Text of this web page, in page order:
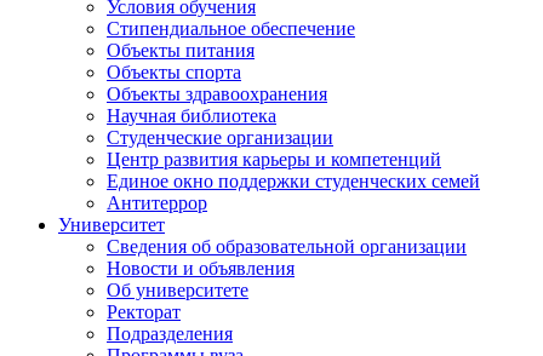
Условия обучения
Стипендиальное обеспечение
Объекты питания
Объекты спорта
Объекты здравоохранения
Научная библиотека
Студенческие организации
Центр развития карьеры и компетенций
Единое окно поддержки студенческих семей
Антитеррор
Университет
Сведения об образовательной организации
Новости и объявления
Об университете
Ректорат
Подразделения